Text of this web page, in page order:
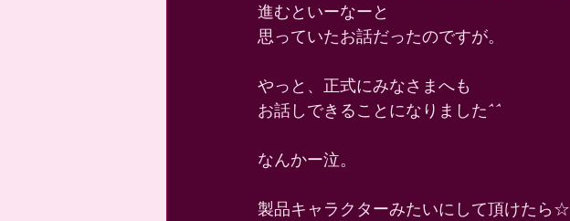
進むといーなーと
思っていたお話だったのですが。
やっと、正式にみなさまへも
お話しできることになりました^^
なんかー泣。
製品キャラクターみたいにして頂けたら☆